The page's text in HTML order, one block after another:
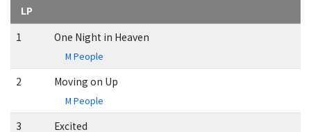
LP
1
One Night in Heaven
M People
2 Moving on Up
M People
3 Excited